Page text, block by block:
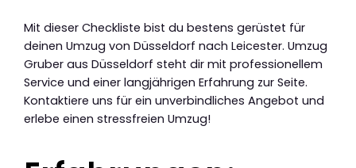
Mit dieser Checkliste bist du bestens gerüstet für
deinen Umzug von Düsseldorf nach Leicester. Umzug
Gruber aus Düsseldorf steht dir mit professionellem
Service und einer langjährigen Erfahrung zur Seite.
Kontaktiere uns für ein unverbindliches Angebot und
erlebe einen stressfreien Umzug!